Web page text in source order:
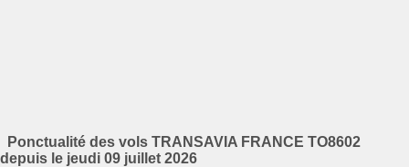
Ponctualité des vols TRANSAVIA FRANCE TO8602
depuis le jeudi 09 juillet 2026